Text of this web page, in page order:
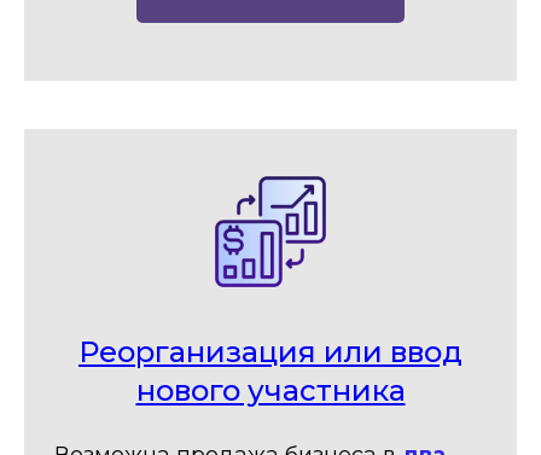
Реорганизация или ввод
нового участника